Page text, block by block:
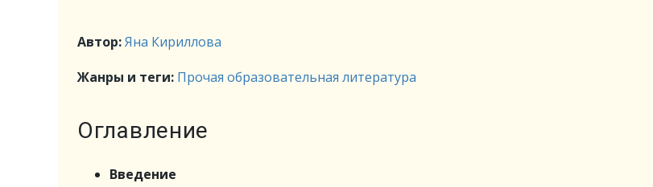
Автор:Яна Кириллова
Жанры и теги: Прочая образовательная литература
Оглавление
Введение